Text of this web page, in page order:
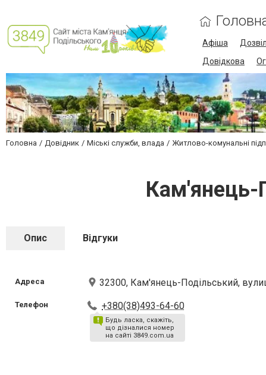
Афіша
Довідкова
Головна Довідник Міські служби, влада Житлово-комунальні
Кам'янець-
Опис Відгуки
Адреса 32300, Кам'янець-Подільський,
Телефон +380(38)493-64-60
Будь ласка, скажіть,
що дізналися номер
на сайті 3849.com.ua